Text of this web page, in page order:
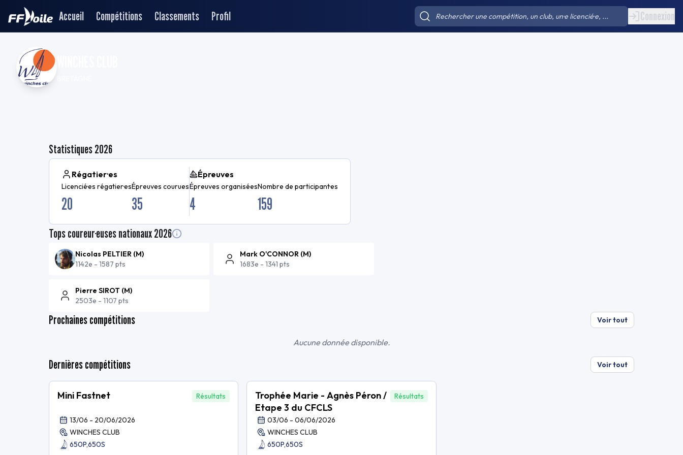
Accueil Compétitions Classements Profil Connexion
Statistiques2026
Régatier·es
Licencié·es régatier·es
20
Épreuves courues
35
Épreuves
Épreuves organisées
4
Nombre de participant·es
159
Tops coureur·euses nationaux2026
Nicolas PELTIER (M)
1142e - 1587 pts
Mark O'CONNOR (M)
1683e - 1341 pts
Pierre SIROT (M)
2503e - 1107 pts
Prochaines compétitions Voir tout
Aucune donnée disponible.
Dernières compétitions Voir tout
Mini Fastnet Résultats
13/06 - 20/06/2026
WINCHES CLUB
650P,650S
Trophée Marie - Agnès Péron /
Etape 3 du CFCLS
Résultats
03/06 - 06/06/2026
WINCHES CLUB
650P,650S